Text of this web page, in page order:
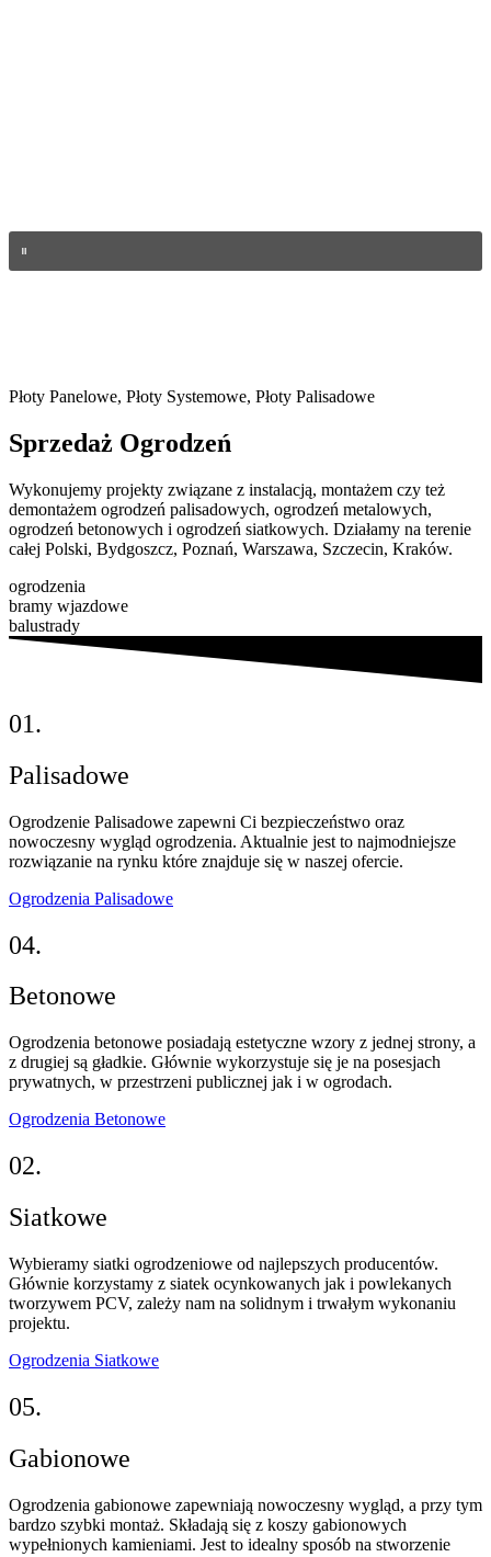
Płoty Panelowe, Płoty Systemowe, Płoty Palisadowe
Sprzedaż Ogrodzeń
Wykonujemy projekty związane z instalacją, montażem czy też
demontażem ogrodzeń palisadowych, ogrodzeń metalowych,
ogrodzeń betonowych i ogrodzeń siatkowych. Działamy na terenie
całej Polski, Bydgoszcz, Poznań, Warszawa, Szczecin, Kraków.
ogrodzenia
bramy wjazdowe
balustrady
01.
Palisadowe
Ogrodzenie Palisadowe zapewni Ci bezpieczeństwo oraz
nowoczesny wygląd ogrodzenia. Aktualnie jest to najmodniejsze
rozwiązanie na rynku które znajduje się w naszej ofercie.
Ogrodzenia Palisadowe
04.
Betonowe
Ogrodzenia betonowe posiadają estetyczne wzory z jednej strony, a
z drugiej są gładkie. Głównie wykorzystuje się je na posesjach
prywatnych, w przestrzeni publicznej jak i w ogrodach.
Ogrodzenia Betonowe
02.
Siatkowe
Wybieramy siatki ogrodzeniowe od najlepszych producentów.
Głównie korzystamy z siatek ocynkowanych jak i powlekanych
tworzywem PCV, zależy nam na solidnym i trwałym wykonaniu
projektu.
Ogrodzenia Siatkowe
05.
Gabionowe
Ogrodzenia gabionowe zapewniają nowoczesny wygląd, a przy tym
bardzo szybki montaż. Składają się z koszy gabionowych
wypełnionych kamieniami. Jest to idealny sposób na stworzenie